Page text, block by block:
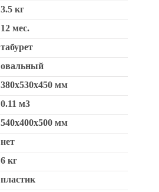
3.5 кг
12 мес.
табурет
овальный
380х530х450 мм
0.11 м3
540х400х500 мм
нет
6 кг
пластик